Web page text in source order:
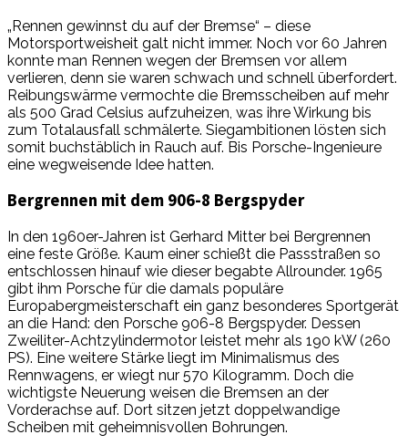
„Rennen gewinnst du auf der Bremse“ – diese
Motorsportweisheit galt nicht immer. Noch vor 60 Jahren
konnte man Rennen wegen der Bremsen vor allem
verlieren, denn sie waren schwach und schnell überfordert.
Reibungswärme vermochte die Bremsscheiben auf mehr
als 500 Grad Celsius aufzuheizen, was ihre Wirkung bis
zum Totalausfall schmälerte. Siegambitionen lösten sich
somit buchstäblich in Rauch auf. Bis Porsche-Ingenieure
eine wegweisende Idee hatten.
Bergrennen mit dem 906-8 Bergspyder
In den 1960er-Jahren ist Gerhard Mitter bei Bergrennen
eine feste Größe. Kaum einer schießt die Passstraßen so
entschlossen hinauf wie dieser begabte Allrounder. 1965
gibt ihm Porsche für die damals populäre
Europabergmeisterschaft ein ganz besonderes Sportgerät
an die Hand: den Porsche 906-8 Bergspyder. Dessen
Zweiliter-Achtzylindermotor leistet mehr als 190 kW (260
PS). Eine weitere Stärke liegt im Minimalismus des
Rennwagens, er wiegt nur 570 Kilogramm. Doch die
wichtigste Neuerung weisen die Bremsen an der
Vorderachse auf. Dort sitzen jetzt doppelwandige
Scheiben mit geheimnisvollen Bohrungen.